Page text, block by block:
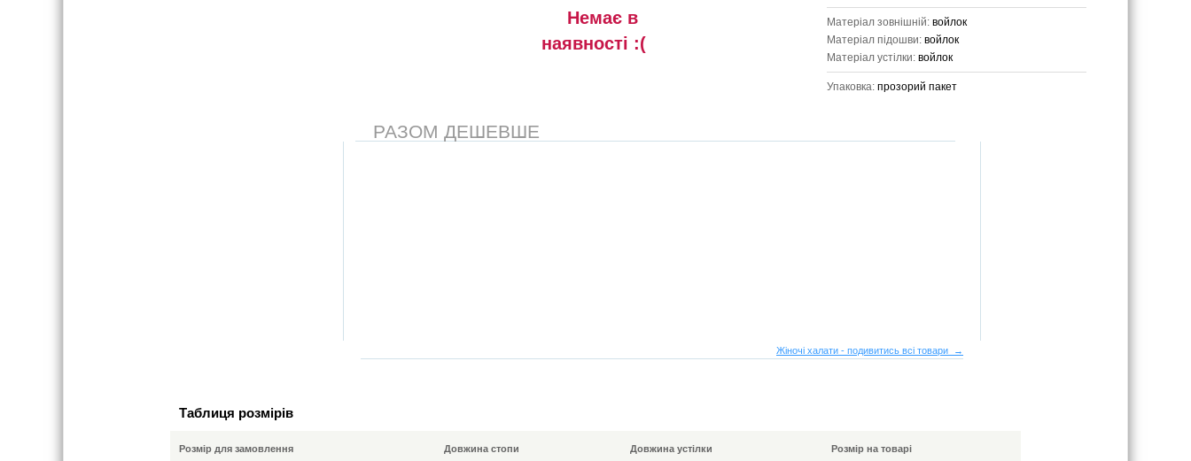
Немає в
наявностi :(
Матеріал зовнішній: войлок
Матеріал підошви: войлок
Матеріал устілки: войлок
Упаковка: прозорий пакет
РАЗОМ ДЕШЕВШЕ
Жіночі халати - подивитись всі товари →
Таблиця розмірів
Розмір для замовлення Довжина стопи Довжина устілки Розмір на товарі